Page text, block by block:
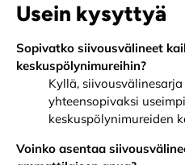
Usein kysyttyä
Sopivatko siivousvälineet
keskuspölynimureihin?
Kyllä,
yhteensopivaksi
keskuspölynimureiden
Voinko asentaa